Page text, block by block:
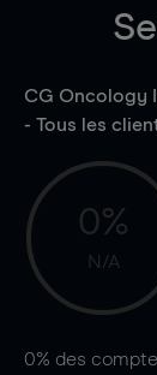
CG Oncology
- Tous les
0%
N/A
0% des